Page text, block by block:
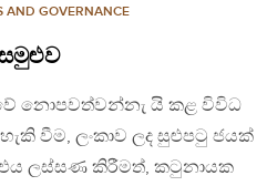
AND GOVERNANCE
නොපවත්වන්නැ යි කළ විවිධ
වීම, ලංකාව ලද සුළුපටු ජයක්
ලස්සණ කිරීමත්, කටුනායක